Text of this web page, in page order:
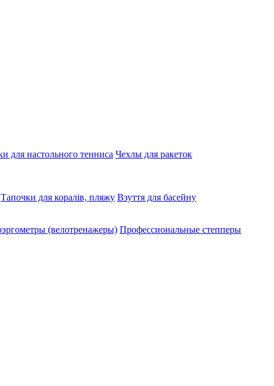
для настольного тенниса Чехлы для ракеток
Тапочки для коралів, пляжу Взуття для басейну
(велотренажеры) Профессиональные cтепперы